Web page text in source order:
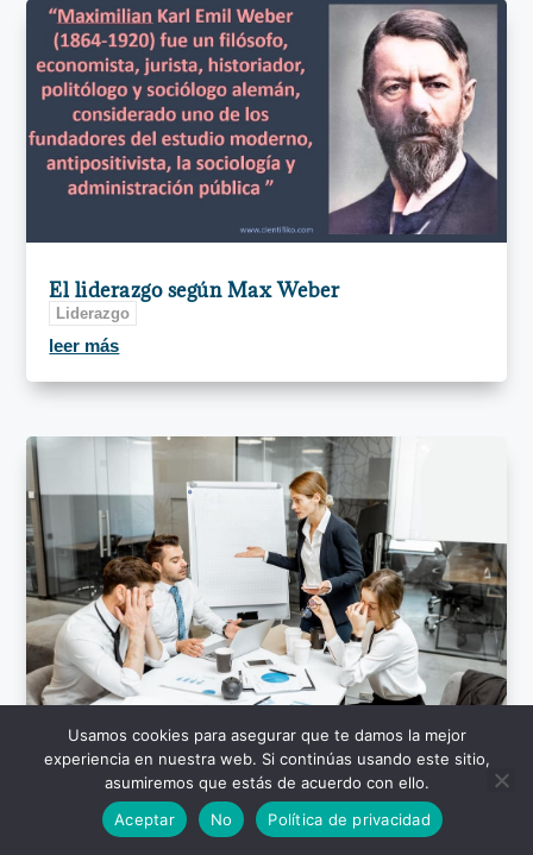
El liderazgo según Max Weber
Liderazgo
leer más
¿Qué es lo que define un mal líder?
Liderazgo
Usamos cookies para asegurar que te damos la mejor
experiencia en nuestra web. Si continúas usando este sitio,
asumiremos que estás de acuerdo con ello.
Aceptar
No Política de privacidad